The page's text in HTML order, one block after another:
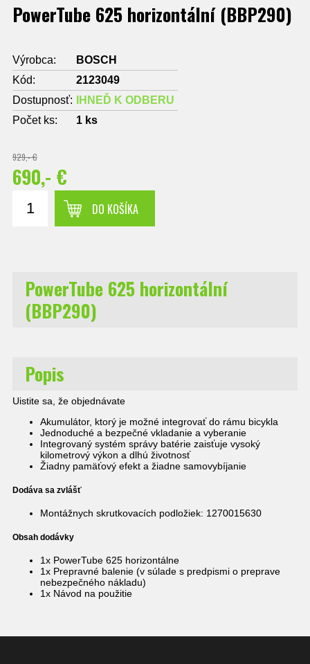
PowerTube 625 horizontální (BBP290)
Výrobca:
BOSCH
Kód:
2123049
Dostupnosť:
IHNEĎ K ODBERU
Počet ks:
1 ks
929,- €
690,- €
DO KOŠÍKA
PowerTube 625 horizontální
(BBP290)
Popis
Uistite sa, že objednávate
Akumulátor, ktorý je možné integrovať do rámu bicykla
Jednoduché a bezpečné vkladanie a vyberanie
Integrovaný systém správy batérie zaisťuje vysoký
kilometrový výkon a dlhú životnosť
Žiadny pamäťový efekt a žiadne samovybíjanie
Dodáva sa zvlášť
Montážnych skrutkovacích podložiek: 1270015630
Obsah dodávky
1x PowerTube 625 horizontálne
1x Prepravné balenie (v súlade s predpismi o preprave
nebezpečného nákladu)
1x Návod na použitie